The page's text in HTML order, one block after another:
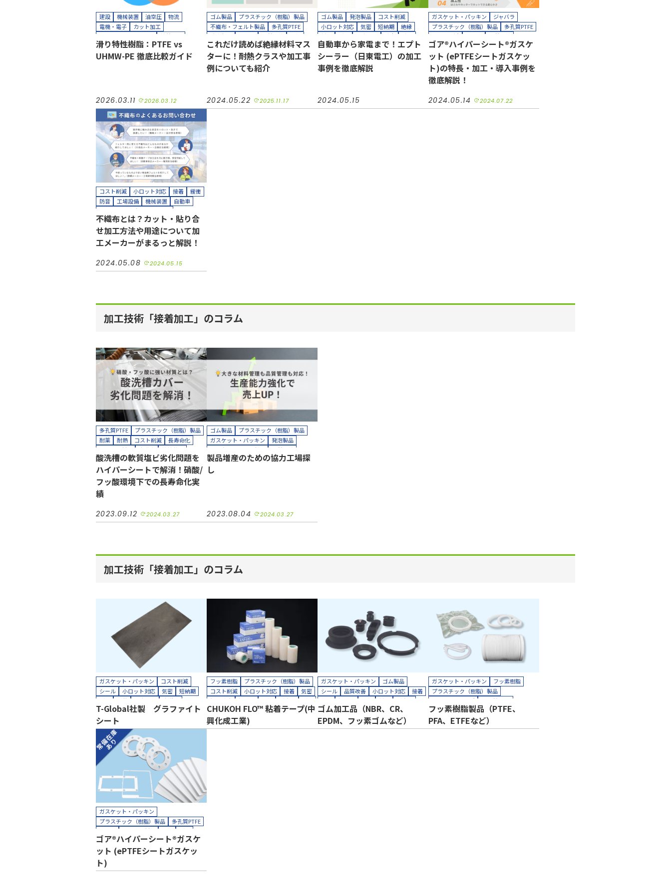
建設 機械装置 油空圧
物流
電機・電子
カット加工
接着加工
組み立て加工
滑り特性樹脂：PTFE vs
UHMW-PE 徹底比較ガイド
2026.03.11 2026.03.12
ゴム製品
プラスチック（樹脂）製品
不織布・フェルト製品
多孔質PTFE
発泡製品
品質改善
絶縁
耐熱
半導体 機械装置
油空圧
自動車
電力
電機・電子
カッティングプロッター加工
これだけ読めば絶縁材料マス
ターに！耐熱クラスや加工事
例についても紹介
2024.05.22 2025.11.17
ゴム製品 発泡製品
コスト削減
小ロット対応
気密 短納期
絶縁
緩衝
耐熱 長寿命化 防水
防音
機械装置
油空圧
自動車
カッティングプロッター加工
カット加工
接着加工
自動車から家電まで！エプト
シーラー（日東電工）の加工
事例を徹底解説
2024.05.15
ガスケット・パッキン
ジャバラ
プラスチック（樹脂）製品
多孔質PTFE
コスト削減
品質改善
小ロット対応
接着 短納期
耐熱
耐薬
長寿命化 半導体
機械装置
油空圧
自動車
カッティングプロッター加工
カット加工
熱処理（アニール）加工
ゴア®ハイパーシート®ガスケ
ット (ePTFEシートガスケッ
ト)の特長・加工・導入事例を
徹底解説！
2024.05.14 2024.07.22
コスト削減 小ロット対応 接着
緩衝
防音
工場設備 機械装置
自動車
カッティングプロッター加工
カット加工
接着加工
縫製加工（工業用）
貼り合わせ加工
不織布とは？カット・貼り合
せ加工方法や用途について加
工メーカーがまるっと解説！
2024.05.08 2024.05.15
加工技術「接着加工」のコラム
多孔質PTFE
プラスチック（樹脂）製品
耐薬
耐熱 コスト削減
長寿命化
小ロット対応
自動車
機械装置
半導体
油空圧 工場設備
カット加工
カッティングプロッター加工
接着加工
縫製加工（工業用）
酸洗槽の軟質塩ビ劣化問題を
ハイパーシートで解消！硝酸/
フッ酸環境下での長寿命化実
績
2023.09.12 2024.03.27
ゴム製品
プラスチック（樹脂）製品
ガスケット・パッキン
発泡製品
不織布・フェルト製品
品質改善
短納期
コスト削減
小ロット対応
自動車
製品増産のための協力工場探
し
2023.08.04 2024.03.27
加工技術「接着加工」のコラム
ガスケット・パッキン
コスト削減
シール
小ロット対応 気密
短納期
耐熱
耐薬 長寿命化
半導体
工場設備
建設 機械装置
油空圧
自動車
カッティングプロッター加工
カット加工
接着加工
T-Global社製 グラファイト
シート
フッ素樹脂
プラスチック（樹脂）製品
コスト削減
小ロット対応 接着
気密
汚れ防止
短納期 絶縁 耐摩耗
耐熱
耐薬
長寿命化 防塵 防水
半導体
工場設備
機械装置
電機・電子
CHUKOH FLO™ 粘着テープ(中
興化成工業)
ガスケット・パッキン
ゴム製品
シール
品質改善 小ロット対応
接着
短納期 絶縁 緩衝
耐摩耗
耐熱
耐薬 防水 防音
半導体
工場設備
機械装置 油空圧
自動車
電力
電機・電子
ゴム加工品（NBR、CR、
EPDM、フッ素ゴムなど）
ガスケット・パッキン
フッ素樹脂
プラスチック（樹脂）製品
ホース、チューブ
多孔質PTFE
コスト削減
シール
品質改善
小ロット対応
接着 気密
短納期
絶縁 耐摩耗 耐熱
耐薬
フッ素樹脂製品（PTFE、
PFA、ETFEなど）
ガスケット・パッキン
プラスチック（樹脂）製品
多孔質PTFE
小ロット対応 絶縁
耐熱
耐薬
長寿命化 半導体
機械装置
油空圧
自動車
電機・電子
カッティングプロッター加工
カット加工
クリーンパック
ゴア®ハイパーシート®ガスケ
ット (ePTFEシートガスケッ
ト)